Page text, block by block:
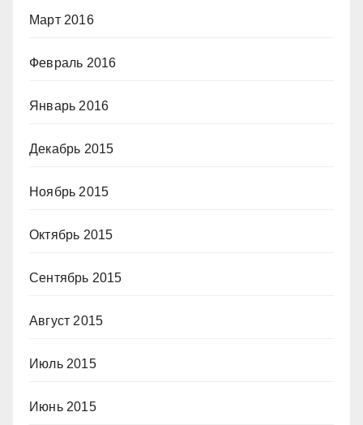
Март 2016
Февраль 2016
Январь 2016
Декабрь 2015
Ноябрь 2015
Октябрь 2015
Сентябрь 2015
Август 2015
Июль 2015
Июнь 2015